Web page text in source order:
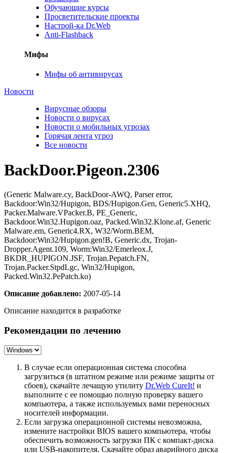
Обучающие курсы
Просветительские проекты
Настрой-ка Dr.Web
Anti-Flashback
Мифы
Мифы об антивирусах
Новости
Вирусные обзоры
Новости о вирусах
Новости о мобильных угрозах
Горячая лента угроз
Все новости
BackDoor.Pigeon.2306
(Generic Malware.cy, BackDoor-AWQ, Parser error,
Backdoor:Win32/Hupigon, BDS/Hupigon.Gen, Generic5.XHQ,
Packer.Malware.VPacker.B, PE_Generic,
Backdoor.Win32.Hupigon.oaz, Packed.Win32.Klone.af, Generic
Malware.em, Generic4.RX, W32/Worm.BEM,
Backdoor:Win32/Hupigon.gen!B, Generic.dx, Trojan-
Dropper.Agent.109, Worm:Win32/Emerleox.J,
BKDR_HUPIGON.JSF, Trojan.Pepatch.FN,
Trojan.Packer.StpdLgc, Win32/Hupigon,
Packed.Win32.PePatch.ko)
Описание добавлено: 2007-05-14
Описание находится в разработке
Рекомендации по лечению
В случае если операционная система способна
загрузиться (в штатном режиме или режиме защиты от
сбоев), скачайте лечащую утилиту Dr.Web CureIt! и
выполните с ее помощью полную проверку вашего
компьютера, а также используемых вами переносных
носителей информации.
Если загрузка операционной системы невозможна,
измените настройки BIOS вашего компьютера, чтобы
обеспечить возможность загрузки ПК с компакт-диска
или USB-накопителя. Скачайте образ аварийного диска